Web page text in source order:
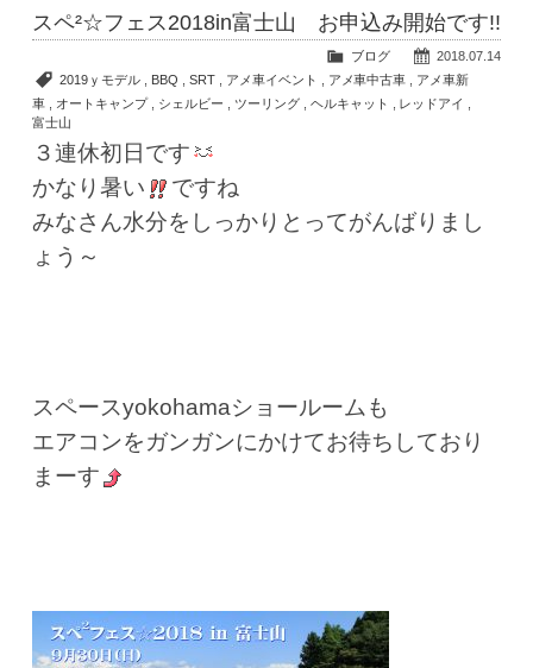
スペ²☆フェス2018in富士山 お申込み開始です!!
2018.07.14
ブログ
2019ｙモデル, BBQ SRT, アメ車イベント アメ車中古車
アメ車新
車, オートキャンプ, シェルビー ツーリング, ヘルキャット レッドアイ
富士山
３連休初日です
かなり暑い
ですね
みなさん水分をしっかりとってがんばりまし
ょう～
スペースyokohamaショールームも
エアコンをガンガンにかけてお待ちしており
まーす